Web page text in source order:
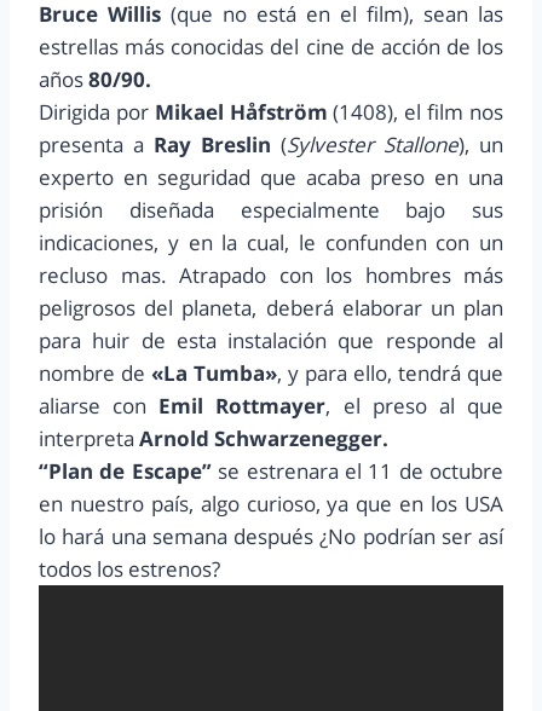
Bruce Willis (que no está en el film), sean las
estrellas más conocidas del cine de acción de los
años80/90.
Dirigida por Mikael Håfström (1408), el film nos
presenta a Ray Breslin (Sylvester Stallone), un
experto en seguridad que acaba preso en una
prisión diseñada especialmente bajo sus
indicaciones, y en la cual, le confunden con un
recluso mas. Atrapado con los hombres más
peligrosos del planeta, deberá elaborar un plan
para huir de esta instalación que responde al
nombre de «La Tumba», y para ello, tendrá que
aliarse con Emil Rottmayer, el preso al que
interpreta Arnold Schwarzenegger.
“Plan de Escape”se estrenara el 11 de octubre
en nuestro país, algo curioso, ya que en los USA
lo hará una semana después ¿No podrían ser así
todos los estrenos?